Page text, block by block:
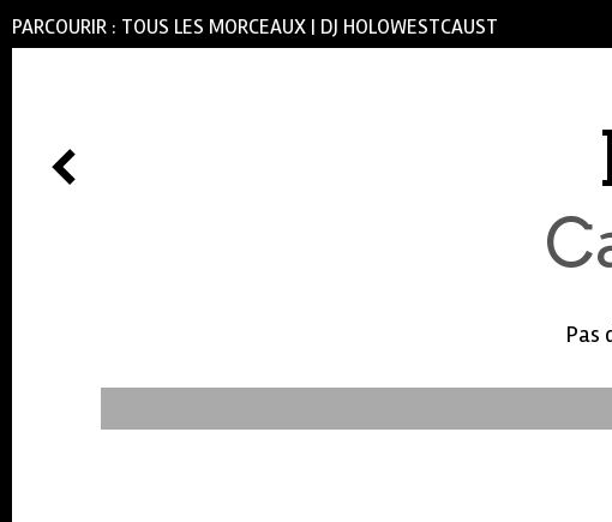
PARCOURIR : TOUS LES MORCEAUX | DJ HOLOWESTCAUST
Pas